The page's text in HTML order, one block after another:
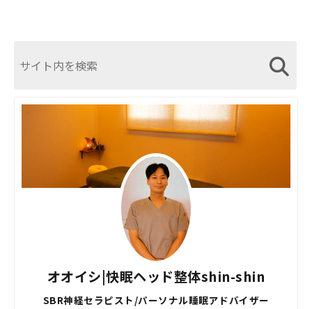
オオイシ|快眠ヘッド整体shin-shin
SBR神経セラピスト/パーソナル睡眠アドバイザー